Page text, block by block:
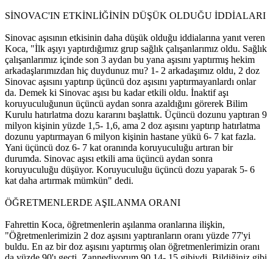
SİNOVAC'IN ETKİNLİĞİNİN DÜŞÜK OLDUĞU İDDİALARI
Sinovac aşısının etkisinin daha düşük olduğu iddialarına yanıt veren
Koca, "İlk aşıyı yaptırdığımız grup sağlık çalışanlarımız oldu. Sağlık
çalışanlarımız içinde son 3 aydan bu yana aşısını yaptırmış hekim
arkadaşlarımızdan hiç duydunuz mu? 1- 2 arkadaşımız oldu, 2 doz
Sinovac aşısını yaptırıp üçüncü doz aşısını yaptırmayanlardı onlar
da. Demek ki Sinovac aşısı bu kadar etkili oldu. İnaktif aşı
koruyuculuğunun üçüncü aydan sonra azaldığını görerek Bilim
Kurulu hatırlatma dozu kararını başlattık. Üçüncü dozunu yaptıran 9
milyon kişinin yüzde 1,5- 1,6, ama 2 doz aşısını yaptırıp hatırlatma
dozunu yaptırmayan 6 milyon kişinin hastane yükü 6- 7 kat fazla.
Yani üçüncü doz 6- 7 kat oranında koruyuculuğu artıran bir
durumda. Sinovac aşısı etkili ama üçüncü aydan sonra
koruyuculuğu düşüyor. Koruyuculuğu üçüncü dozu yaparak 5- 6
kat daha artırmak mümkün" dedi.
ÖĞRETMENLERDE AŞILANMA ORANI
Fahrettin Koca, öğretmenlerin aşılanma oranlarına ilişkin,
"Öğretmenlerimizin 2 doz aşısını yaptıranların oranı yüzde 77'yi
buldu. En az bir doz aşısını yaptırmış olan öğretmenlerimizin oranı